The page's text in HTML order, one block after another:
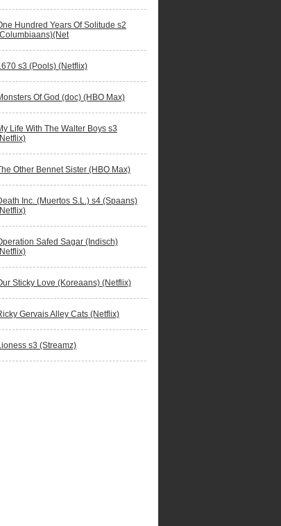
Hundred Years Of Solitude s2
s3 (Pools) (Netflix)
Of God (doc) (HBO Max)
Life With The Walter Boys s3
Other Bennet Sister (HBO Max)
Inc. (Muertos S.L.) s4 (Spaans)
Safed Sagar (Indisch)
Sticky Love (Koreaans) (Netflix)
Gervais Alley Cats (Netflix)
s3 (Streamz)